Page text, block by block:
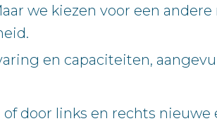
we kiezen voor een andere
en capaciteiten,
door links en rechts nieuwe